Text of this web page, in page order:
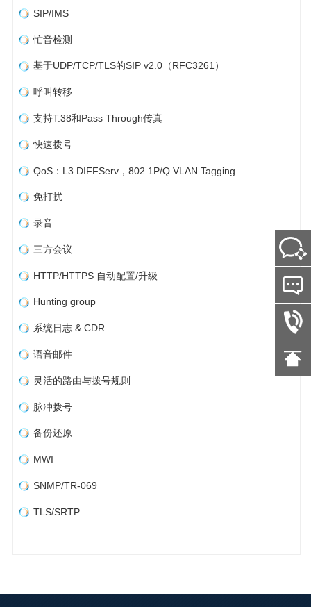
SIP/IMS
忙音检测
基于UDP/TCP/TLS的SIP v2.0（RFC3261）
呼叫转移
支持T.38和Pass Through传真
快速拨号
QoS：L3 DIFFServ，802.1P/Q VLAN Tagging
免打扰
录音
三方会议
HTTP/HTTPS 自动配置/升级
Hunting group
系统日志 & CDR
语音邮件
灵活的路由与拨号规则
脉冲拨号
备份还原
MWI
SNMP/TR-069
TLS/SRTP